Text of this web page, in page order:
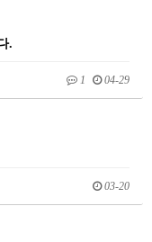
.
1 04-29
03-20